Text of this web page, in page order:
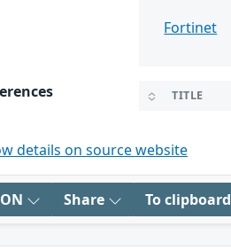
Fortinet
TITLE
details on source website
Share To clipboard